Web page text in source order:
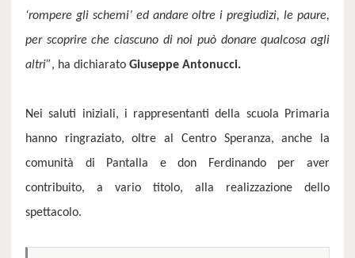
‘rompere gli schemi’ ed andare oltre i pregiudizi, le paure,
per scoprire che ciascuno di noi può donare qualcosa agli
altri”, ha dichiarato Giuseppe Antonucci.
Nei saluti iniziali, i rappresentanti della scuola Primaria
hanno ringraziato, oltre al Centro Speranza, anche la
comunità di Pantalla e don Ferdinando per aver
contribuito, a vario titolo, alla realizzazione dello
spettacolo.